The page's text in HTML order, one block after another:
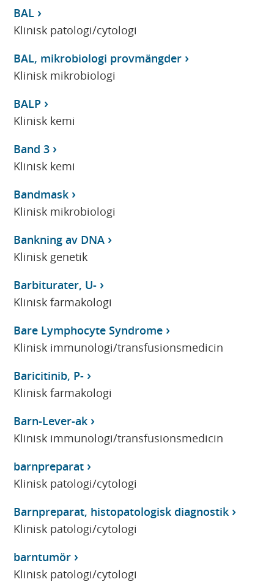
BAL
Klinisk patologi/cytologi
BAL, mikrobiologi provmängder
Klinisk mikrobiologi
BALP
Klinisk kemi
Band 3
Klinisk kemi
Bandmask
Klinisk mikrobiologi
Bankning av DNA
Klinisk genetik
Barbiturater, U-
Klinisk farmakologi
Bare Lymphocyte Syndrome
Klinisk immunologi/transfusionsmedicin
Baricitinib, P-
Klinisk farmakologi
Barn-Lever-ak
Klinisk immunologi/transfusionsmedicin
barnpreparat
Klinisk patologi/cytologi
Barnpreparat, histopatologisk diagnostik
Klinisk patologi/cytologi
barntumör
Klinisk patologi/cytologi